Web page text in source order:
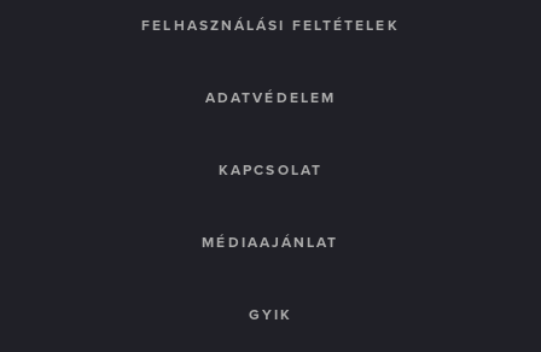
FELHASZNÁLÁSI FELTÉTELEK
ADATVÉDELEM
KAPCSOLAT
MÉDIAAJÁNLAT
GYIK